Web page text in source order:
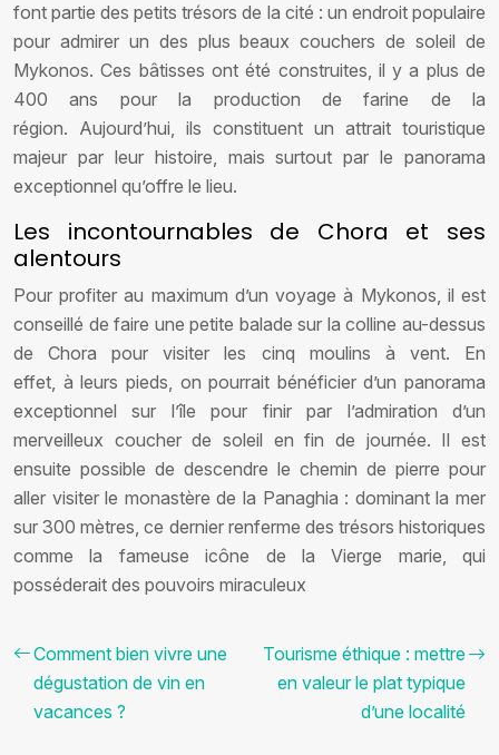
font partie des petits trésors de la cité : un endroit populaire
pour admirer un des plus beaux couchers de soleil de
Mykonos. Ces bâtisses ont été construites, il y a plus de
400 ans pour la production de farine de la
région. Aujourd’hui, ils constituent un attrait touristique
majeur par leur histoire, mais surtout par le panorama
exceptionnel qu’offre le lieu.
Les incontournables de Chora et ses
alentours
Pour profiter au maximum d’un voyage à Mykonos, il est
conseillé de faire une petite balade sur la colline au-dessus
de Chora pour visiter les cinq moulins à vent. En
effet, à leurs pieds, on pourrait bénéficier d’un panorama
exceptionnel sur l’île pour finir par l’admiration d’un
merveilleux coucher de soleil en fin de journée. Il est
ensuite possible de descendre le chemin de pierre pour
aller visiter le monastère de la Panaghia : dominant la mer
sur 300 mètres, ce dernier renferme des trésors historiques
comme la fameuse icône de la Vierge marie, qui
posséderait des pouvoirs miraculeux
Comment bien vivre une
dégustation de vin en
vacances ?
Tourisme éthique : mettre
en valeur le plat typique
d’une localité